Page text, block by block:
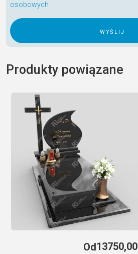
osobowych
A
t
Produkty powiązane
Od13750,00